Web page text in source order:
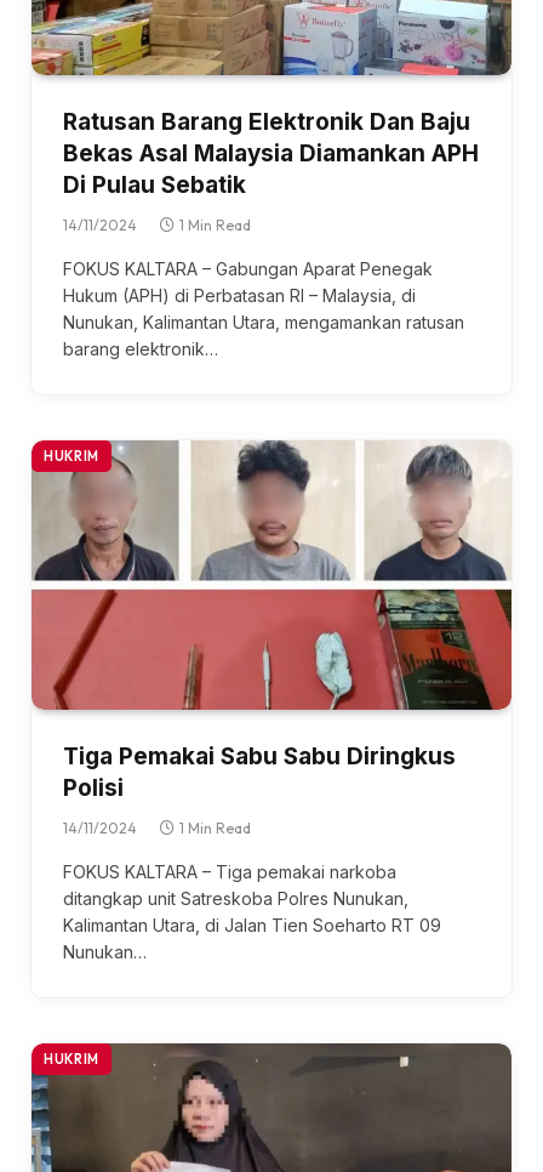
Ratusan Barang Elektronik Dan Baju
Bekas Asal Malaysia Diamankan APH
Di Pulau Sebatik
14/11/2024 1 Min Read
FOKUS KALTARA – Gabungan Aparat Penegak
Hukum (APH) di Perbatasan RI – Malaysia, di
Nunukan, Kalimantan Utara, mengamankan ratusan
barang elektronik…
HUKRIM
Tiga Pemakai Sabu Sabu Diringkus
Polisi
14/11/2024 1 Min Read
FOKUS KALTARA – Tiga pemakai narkoba
ditangkap unit Satreskoba Polres Nunukan,
Kalimantan Utara, di Jalan Tien Soeharto RT 09
Nunukan…
HUKRIM